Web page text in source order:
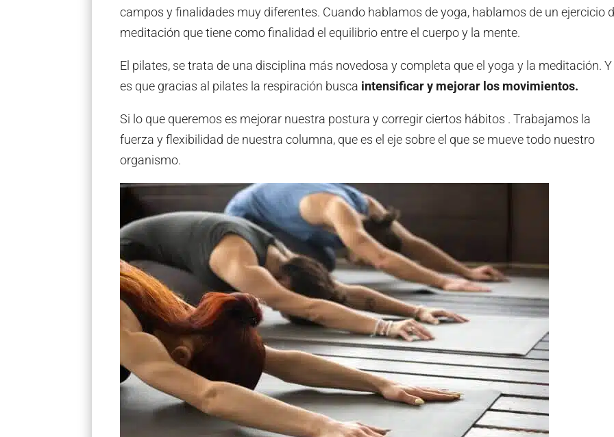
campos y finalidades muy diferentes. Cuando hablamos de yoga, hablamos de un ejercicio
meditación que tiene como finalidad el equilibrio entre el cuerpo y la mente.
El pilates, se trata de una disciplina más novedosa y completa que el yoga y la meditación. Y
es que gracias al pilates la respiración busca intensificar y mejorar los movimientos.
Si lo que queremos es mejorar nuestra postura y corregir ciertos hábitos . Trabajamos la
fuerza y flexibilidad de nuestra columna, que es el eje sobre el que se mueve todo nuestro
organismo.